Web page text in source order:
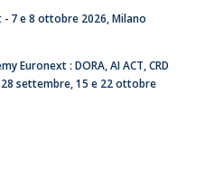
- 7 e 8 ottobre 2026, Milano
Euronext : DORA, AI ACT, CRD
28 settembre, 15 e 22 ottobre